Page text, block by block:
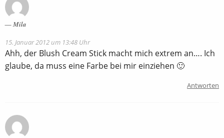
Mila
15. Januar 2012 um 13:48 Uhr
Ahh, der Blush Cream Stick macht mich extrem an…. Ich
glaube, da muss eine Farbe bei mir einziehen 🙂
Antworten